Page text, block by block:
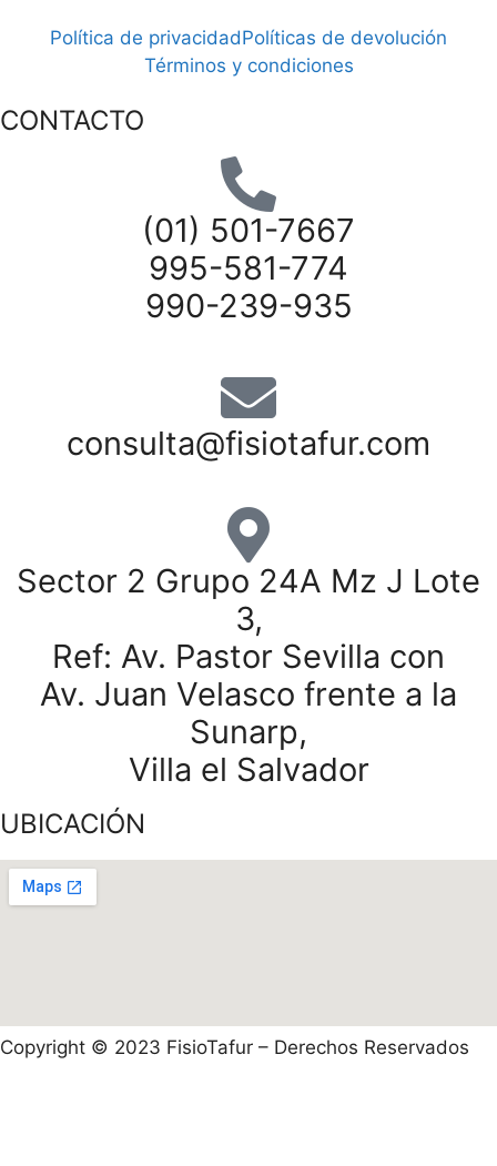
Política de privacidadPolíticas de devolución
Términos y condiciones
CONTACTO
(01) 501-7667
995-581-774
990-239-935
consulta@fisiotafur.com
Sector 2 Grupo 24A Mz J Lote
3,
Ref: Av. Pastor Sevilla con
Av. Juan Velasco frente a la
Sunarp,
Villa el Salvador
UBICACIÓN
Copyright © 2023 FisioTafur – Derechos Reservados